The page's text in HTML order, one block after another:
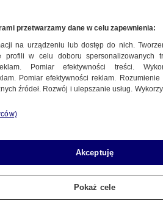
oceanach Ziemi
przetwarzamy dane w celu zapewnienia:
na urządzeniu lub dostęp do nich.
profili w celu doboru spersonalizowanych
Pomiar efektywności treści.
Pomiar efektywności reklam.
źródeł. Rozwój i ulepszanie usług.
Akceptuję
Pokaż cele